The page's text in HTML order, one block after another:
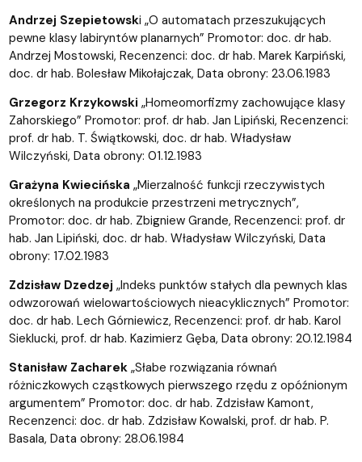
Andrzej Szepietowski „O automatach przeszukujących
pewne klasy labiryntów planarnych” Promotor: doc. dr hab.
Andrzej Mostowski, Recenzenci: doc. dr hab. Marek Karpiński,
doc. dr hab. Bolesław Mikołajczak, Data obrony: 23.06.1983
Grzegorz Krzykowski „Homeomorfizmy zachowujące klasy
Zahorskiego” Promotor: prof. dr hab. Jan Lipiński, Recenzenci:
prof. dr hab. T. Świątkowski, doc. dr hab. Władysław
Wilczyński, Data obrony: 01.12.1983
Grażyna Kwiecińska „Mierzalność funkcji rzeczywistych
określonych na produkcie przestrzeni metrycznych”,
Promotor: doc. dr hab. Zbigniew Grande, Recenzenci: prof. dr
hab. Jan Lipiński, doc. dr hab. Władysław Wilczyński, Data
obrony: 17.02.1983
Zdzisław Dzedzej „Indeks punktów stałych dla pewnych klas
odwzorowań wielowartościowych nieacyklicznych” Promotor:
doc. dr hab. Lech Górniewicz, Recenzenci: prof. dr hab. Karol
Sieklucki, prof. dr hab. Kazimierz Gęba, Data obrony: 20.12.1984
Stanisław Zacharek„Słabe rozwiązania równań
różniczkowych cząstkowych pierwszego rzędu z opóźnionym
argumentem” Promotor: doc. dr hab. Zdzisław Kamont,
Recenzenci: doc. dr hab. Zdzisław Kowalski, prof. dr hab. P.
Basala, Data obrony: 28.06.1984